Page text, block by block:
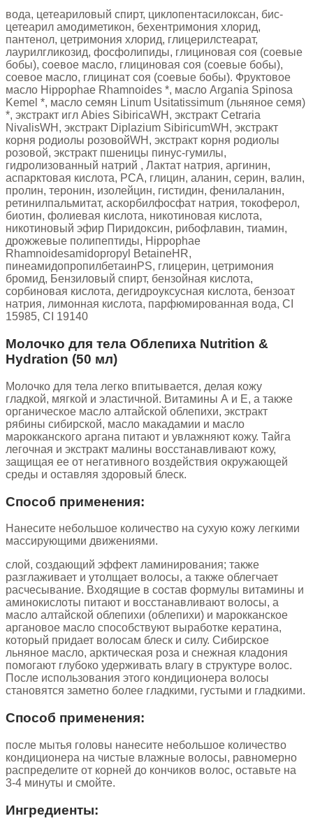
вода, цетеариловый спирт, циклопентасилоксан, бис-
цетеарил амодиметикон, бехентримония хлорид,
пантенол, цетримония хлорид, глицерилстеарат,
лаурилгликозид, фосфолипиды, глициновая соя (соевые
бобы), соевое масло, глициновая соя (соевые бобы),
соевое масло, глицинат соя (соевые бобы). Фруктовое
масло Hippophae Rhamnoides *, масло Argania Spinosa
Kemel *, масло семян Linum Usitatissimum (льняное семя)
*, экстракт игл Abies SibiricaWH, экстракт Cetraria
NivalisWH, экстракт Diplazium SibiricumWH, экстракт
корня родиолы розовойWH, экстракт корня родиолы
розовой, экстракт пшеницы пинус-гумилы,
гидролизованный натрий , Лактат натрия, аргинин,
аспарктовая кислота, PCA, глицин, аланин, серин, валин,
пролин, теронин, изолейцин, гистидин, фенилаланин,
ретинилпальмитат, аскорбилфосфат натрия, токоферол,
биотин, фолиевая кислота, никотиновая кислота,
никотиновый эфир Пиридоксин, рибофлавин, тиамин,
дрожжевые полипептиды, Hippophae
Rhamnoidesamidopropyl BetaineHR,
пинеамидопропилбетаинPS, глицерин, цетримония
бромид, Бензиловый спирт, бензойная кислота,
сорбиновая кислота, дегидроуксусная кислота, бензоат
натрия, лимонная кислота, парфюмированная вода, CI
15985, CI 19140
Молочко для тела Облепиха Nutrition &
Hydration (50 мл)
Молочко для тела легко впитывается, делая кожу
гладкой, мягкой и эластичной. Витамины А и Е, а также
органическое масло алтайской облепихи, экстракт
рябины сибирской, масло макадамии и масло
марокканского аргана питают и увлажняют кожу. Тайга
легочная и экстракт малины восстанавливают кожу,
защищая ее от негативного воздействия окружающей
среды и оставляя здоровый блеск.
Способ применения:
Нанесите небольшое количество на сухую кожу легкими
массирующими движениями.
слой, создающий эффект ламинирования; также
разглаживает и утолщает волосы, а также облегчает
расчесывание. Входящие в состав формулы витамины и
аминокислоты питают и восстанавливают волосы, а
масло алтайской облепихи (облепихи) и марокканское
аргановое масло способствуют выработке кератина,
который придает волосам блеск и силу. Сибирское
льняное масло, арктическая роза и снежная кладония
помогают глубоко удерживать влагу в структуре волос.
После использования этого кондиционера волосы
становятся заметно более гладкими, густыми и гладкими.
Способ применения:
после мытья головы нанесите небольшое количество
кондиционера на чистые влажные волосы, равномерно
распределите от корней до кончиков волос, оставьте на
3-4 минуты и смойте.
Ингредиенты: